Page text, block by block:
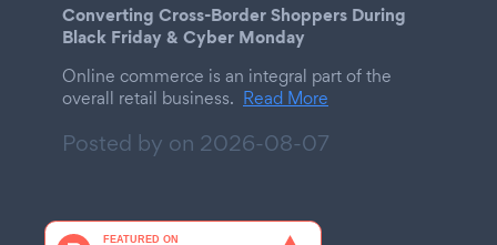
Converting Cross-Border Shoppers During
Black Friday & Cyber Monday
Online commerce is an integral part of the
overall retail business. Read More
Posted by on 2026-08-07